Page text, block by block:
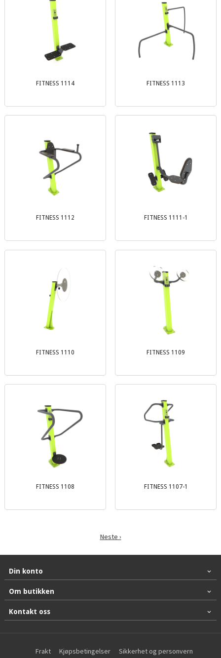
FITNESS 1114 FITNESS 1113
FITNESS 1112 FITNESS 1111-1
FITNESS 1110 FITNESS 1109
FITNESS 1108 FITNESS 1107-1
Neste ›
Din konto
Om butikken
Kontakt oss
Frakt Kjøpsbetingelser Sikkerhet og personvern